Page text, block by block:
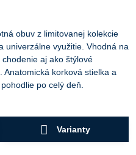
obuv z limitovanej kolekcie
univerzálne využitie. Vhodná na
aj ako štýlové
Anatomická korková stielka a
po celý deň.
Varianty